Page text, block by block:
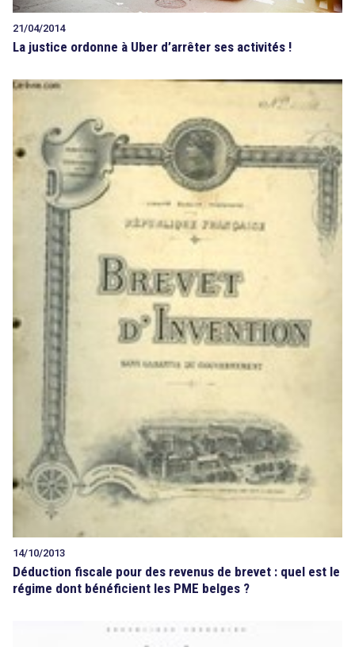
21/04/2014
La justice ordonne à Uber d’arrêter ses activités !
14/10/2013
Déduction fiscale pour des revenus de brevet : quel est le
régime dont bénéficient les PME belges ?